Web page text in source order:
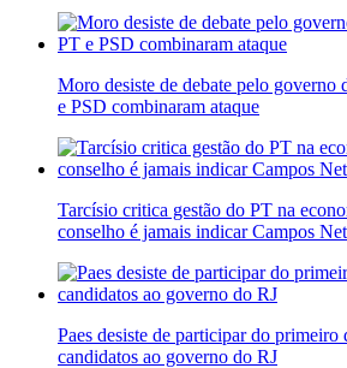
Moro desiste de debate pelo governo
e PSD combinaram ataque
Tarcísio critica gestão do PT na
conselho é jamais indicar Campos
Paes desiste de participar do primeiro
candidatos ao governo do RJ